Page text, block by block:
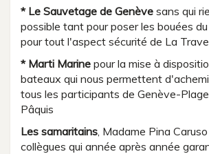
* Le Sauvetage de Genève sans qui
possible tant pour poser les bouées
pour tout l'aspect sécurité de La
* Marti Marine pour la mise à
bateaux qui nous permettent
tous les participants de Genève-
Pâquis
Les samaritains, Madame Pina
collègues qui année après année